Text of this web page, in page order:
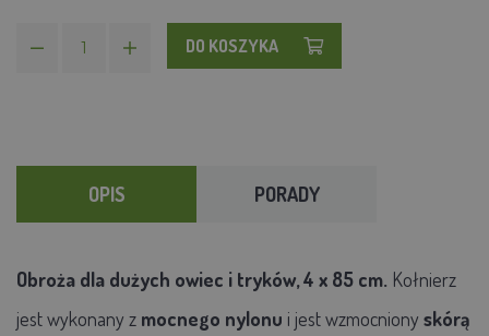
DO KOSZYKA
OPIS PORADY
Obroża dla dużych owiec i tryków, 4 x 85 cm. Kołnierz
jest wykonany z mocnego nylonu i jest wzmocniony skórą